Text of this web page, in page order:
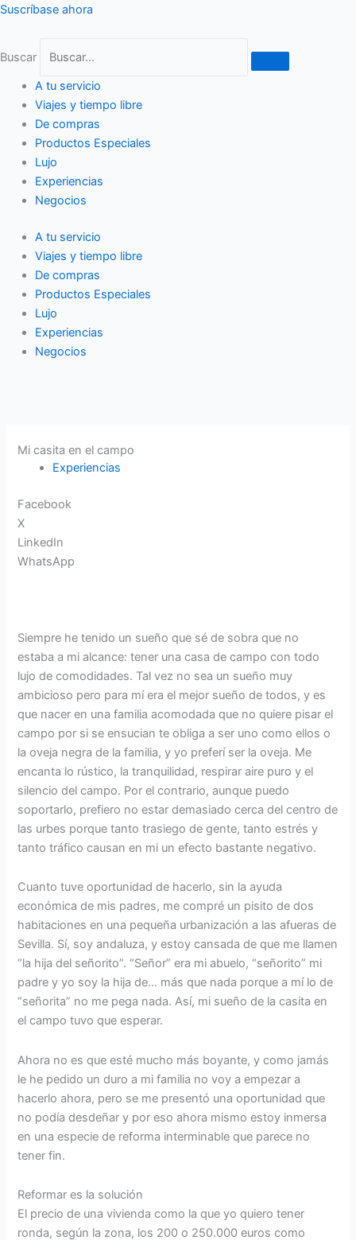
Ir
Suscríbase ahora
Buscar
A tu servicio
Viajes y tiempo libre
De compras
Productos Especiales
Lujo
Experiencias
Negocios
A tu servicio
Viajes y tiempo libre
De compras
Productos Especiales
Lujo
Experiencias
Negocios
Mi casita en el campo
Experiencias
Facebook
X
LinkedIn
WhatsApp
Siempre he tenido un sueño que sé de sobra que no
estaba a mi alcance: tener una casa de campo con todo
lujo de comodidades. Tal vez no sea un sueño muy
ambicioso pero para mí era el mejor sueño de todos, y es
que nacer en una familia acomodada que no quiere pisar el
campo por si se ensucian te obliga a ser uno como ellos o
la oveja negra de la familia, y yo preferí ser la oveja. Me
encanta lo rústico, la tranquilidad, respirar aire puro y el
silencio del campo. Por el contrario, aunque puedo
soportarlo, prefiero no estar demasiado cerca del centro de
las urbes porque tanto trasiego de gente, tanto estrés y
tanto tráfico causan en mi un efecto bastante negativo.
Cuanto tuve oportunidad de hacerlo, sin la ayuda
económica de mis padres, me compré un pisito de dos
habitaciones en una pequeña urbanización a las afueras de
Sevilla. Sí, soy andaluza, y estoy cansada de que me llamen
“la hija del señorito”. “Señor” era mi abuelo, “señorito” mi
padre y yo soy la hija de… más que nada porque a mí lo de
“señorita” no me pega nada. Así, mi sueño de la casita en
el campo tuvo que esperar.
Ahora no es que esté mucho más boyante, y como jamás
le he pedido un duro a mi familia no voy a empezar a
hacerlo ahora, pero se me presentó una oportunidad que
no podía desdeñar y por eso ahora mismo estoy inmersa
en una especie de reforma interminable que parece no
tener fin.
Reformar es la solución
El precio de una vivienda como la que yo quiero tener
ronda, según la zona, los 200 o 250.000 euros como